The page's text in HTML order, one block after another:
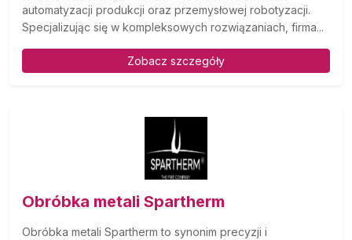
automatyzacji produkcji oraz przemysłowej robotyzacji.
Specjalizując się w kompleksowych rozwiązaniach, firma...
Zobacz szczegóły
Obróbka metali Spartherm
Obróbka metali Spartherm to synonim precyzji i